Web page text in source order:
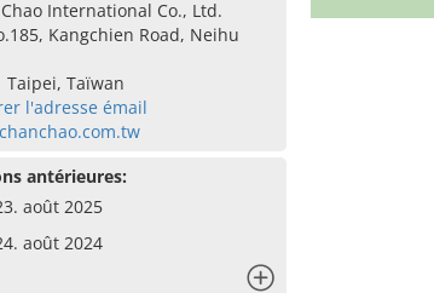
International Co., Ltd.
Kangchien Road, Neihu
Taipei, Taïwan
l'adresse émail
antérieures:
août 2025
août 2024